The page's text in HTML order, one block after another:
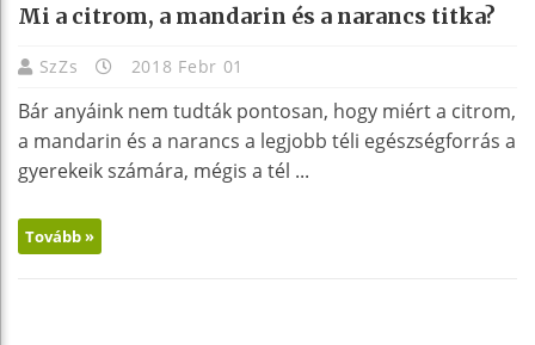
Mi a citrom, a mandarin és a narancs titka?
SzZs 2018 Febr 01
Bár anyáink nem tudták pontosan, hogy miért a citrom,
a mandarin és a narancs a legjobb téli egészségforrás a
gyerekeik számára, mégis a tél ...
Tovább »